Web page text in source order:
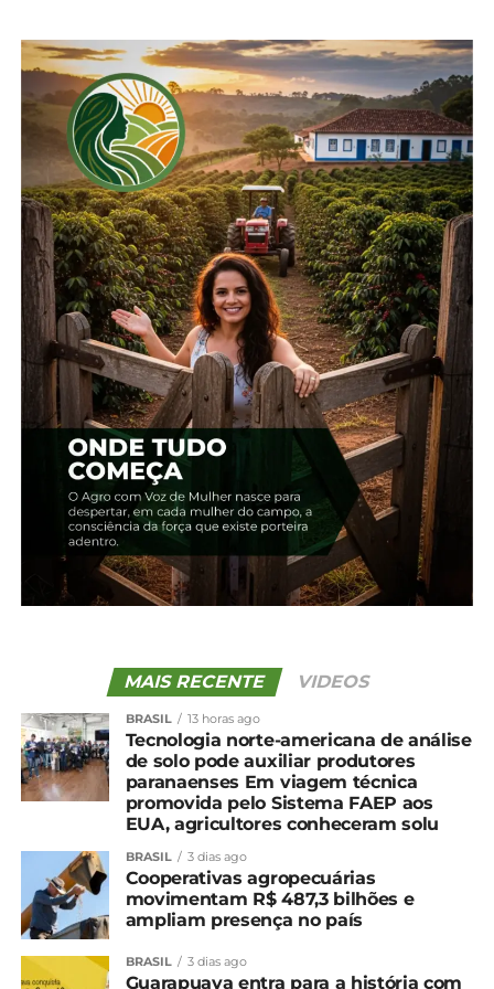
mostram que houve altas de 6,6% no preço médio
do UHT, de 4,1% para a muçarela e de 2,5% para o
leite em pó fracionado (400g) negociados entre
indústrias e atacado em São Paulo em junho.
Apesar das variações mensais positivas, é
importante ressaltar que as elevações se
concentraram majoritariamente na primeira
quinzena do mês, visto que, a partir da segunda
metade do período, houve aumento da pressão
dos canais de distribuição sobre as negociações.
Mesmo que a tendência sazonal sinalize a
persistência do movimento de alta do leite ao
produtor até agosto, é possível que esse não seja o
comportamento dos preços em 2024. Diante da
continuidade do contexto de mercado citado, a
expectativa é de que o terceiro trimestre seja
marcado pelo recuo das cotações do leite cru.
*Cepea
Facebook
Relacionado
Preço pago ao produtor
de leite subiu apenas 1,3%
em junho
21 de agosto, 2024
Em "Brasil"
supera capacidade da
demanda e pressiona
cotações
29 de agosto, 2025
MAIS RECENTE VIDEOS
BRASIL 13 horas ago
Tecnologia norte-americana de análise
de solo pode auxiliar produtores
paranaenses Em viagem técnica
promovida pelo Sistema FAEP aos
EUA, agricultores conheceram solu
BRASIL 3 dias ago
Cooperativas agropecuárias
movimentam R$ 487,3 bilhões e
ampliam presença no país
BRASIL 3 dias ago
Guarapuava entra para a história com